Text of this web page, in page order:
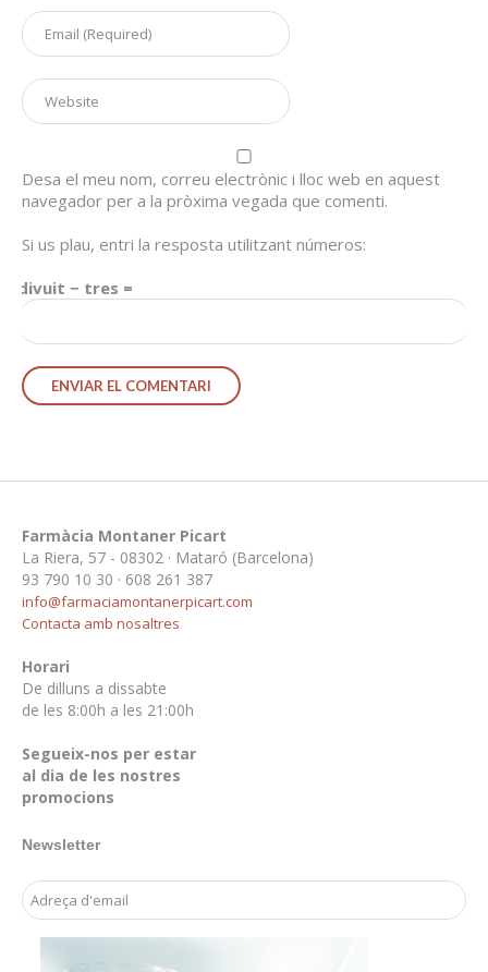
Desa el meu nom, correu electrònic i lloc web en aquest
navegador per a la pròxima vegada que comenti.
Si us plau, entri la resposta utilitzant números:
divuit − tres =
Farmàcia Montaner Picart
La Riera, 57 - 08302 · Mataró (Barcelona)
93 790 10 30 · 608 261 387
info@farmaciamontanerpicart.com
Contacta amb nosaltres
Horari
De dilluns a dissabte
de les 8:00h a les 21:00h
Segueix-nos per estar
al dia de les nostres
promocions
Newsletter